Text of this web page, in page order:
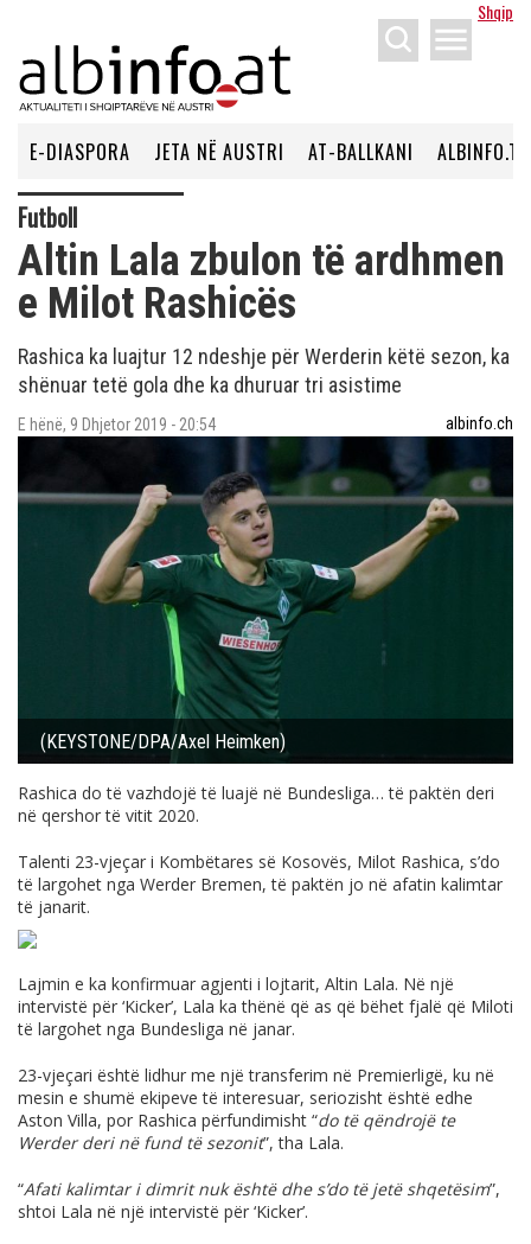
Shqip
menu
E-DIASPORA JETA NË AUSTRI AT-BALLKANI ALBINFO.TV
Futboll
Altin Lala zbulon të ardhmen
e Milot Rashicës
Rashica ka luajtur 12 ndeshje për Werderin këtë sezon, ka
shënuar tetë gola dhe ka dhuruar tri asistime
E hënë, 9 Dhjetor 2019 - 20:54 albinfo.ch
(KEYSTONE/DPA/Axel Heimken)
Rashica do të vazhdojë të luajë në Bundesliga… të paktën deri
në qershor të vitit 2020.
Talenti 23-vjeçar i Kombëtares së Kosovës, Milot Rashica, s’do
të largohet nga Werder Bremen, të paktën jo në afatin kalimtar
të janarit.
Lajmin e ka konfirmuar agjenti i lojtarit, Altin Lala. Në një
intervistë për ‘Kicker’, Lala ka thënë që as që bëhet fjalë që Miloti
të largohet nga Bundesliga në janar.
23-vjeçari është lidhur me një transferim në Premierligë, ku në
mesin e shumë ekipeve të interesuar, seriozisht është edhe
Aston Villa, por Rashica përfundimisht “do të qëndrojë te
Werder deri në fund të sezonit”, tha Lala.
“Afati kalimtar i dimrit nuk është dhe s’do të jetë shqetësim”,
shtoi Lala në një intervistë për ‘Kicker’.